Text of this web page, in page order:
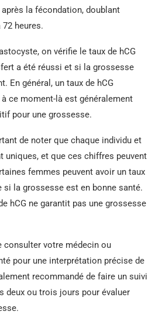
la fécondation, doublant
heures.
on vérifie le taux de hCG
a été réussi et si la grossesse
En général, un taux de hCG
à ce moment-là est généralement
pour une grossesse.
de noter que chaque individu et
uniques, et que ces chiffres peuvent
femmes peuvent avoir un taux
si la grossesse est en bonne santé.
hCG ne garantit pas une grossesse
consulter votre médecin ou
pour une interprétation précise de
recommandé de faire un suivi
deux ou trois jours pour évaluer